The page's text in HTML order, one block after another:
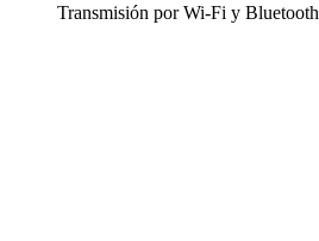
Transmisión por Wi-Fi y Bluetooth